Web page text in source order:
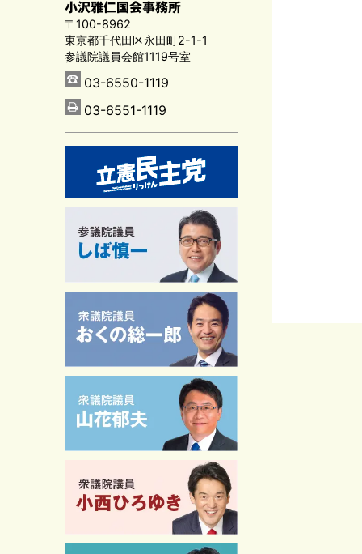
小沢雅仁国会事務所
〒100-8962
東京都千代田区永田町2-1-1
参議院議員会館1119号室
03-6550-1119
03-6551-1119